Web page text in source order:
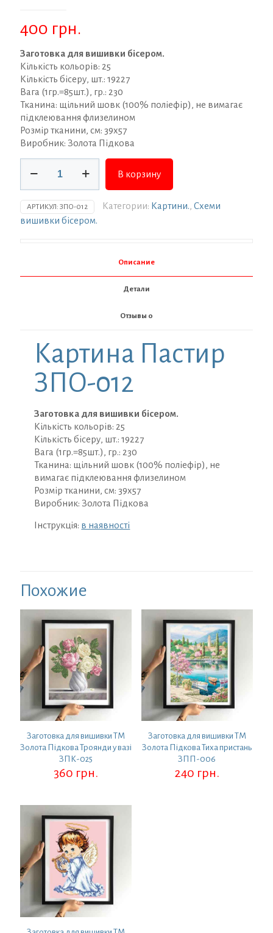
400 грн.
Заготовка для вишивки бісером.
Кількість кольорів: 25
Кількість бісеру, шт.: 19227
Вага (1гр.=85шт.), гр.: 230
Тканина: щільний шовк (100% поліефір), не вимагає
підклеювання флизелином
Розмір тканини, см: 39х57
Виробник: Золота Підкова
товара
Заготовка
для
вишивки
ЗПО-012
В корзину
АРТИКУЛ: ЗПО-012 Категории: Картини. Схеми
вишивки бісером.
Описание
Детали
Отзывы 0
Картина Пастир
ЗПО-012
Заготовка для вишивки бісером.
Кількість кольорів: 25
Кількість бісеру, шт.: 19227
Вага (1гр.=85шт.), гр.: 230
Тканина: щільний шовк (100% поліефір), не
вимагає підклеювання флизелином
Розмір тканини, см: 39х57
Виробник: Золота Підкова
Інструкція: в наявності
Похожие
Заготовка для вишивки ТМ
Золота Підкова Троянди у вазі
ЗПК-025
360 грн.
Заготовка для вишивки ТМ
Золота Підкова Тиха пристань
ЗПП-006
240 грн.